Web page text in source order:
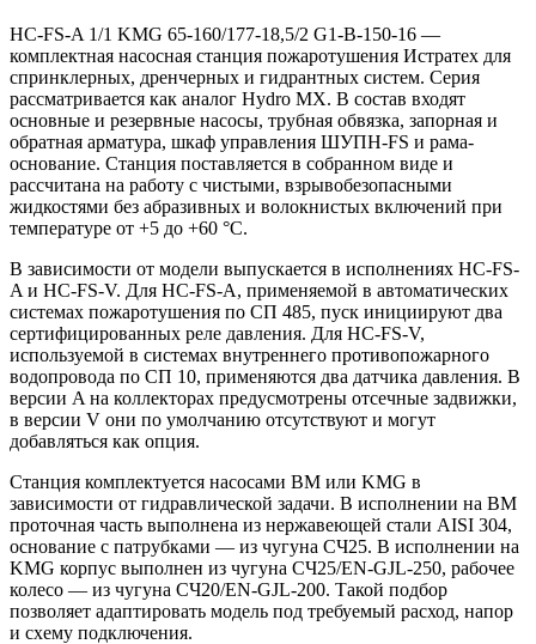
HC-FS-A 1/1 KMG 65-160/177-18,5/2 G1-B-150-16 —
комплектная насосная станция пожаротушения Истратех для
спринклерных, дренчерных и гидрантных систем. Серия
рассматривается как аналог Hydro MX. В состав входят
основные и резервные насосы, трубная обвязка, запорная и
обратная арматура, шкаф управления ШУПН-FS и рама-
основание. Станция поставляется в собранном виде и
рассчитана на работу с чистыми, взрывобезопасными
жидкостями без абразивных и волокнистых включений при
температуре от +5 до +60 °С.
В зависимости от модели выпускается в исполнениях HC-FS-
A и HC-FS-V. Для HC-FS-A, применяемой в автоматических
системах пожаротушения по СП 485, пуск инициируют два
сертифицированных реле давления. Для HC-FS-V,
используемой в системах внутреннего противопожарного
водопровода по СП 10, применяются два датчика давления. В
версии A на коллекторах предусмотрены отсечные задвижки,
в версии V они по умолчанию отсутствуют и могут
добавляться как опция.
Станция комплектуется насосами BM или KMG в
зависимости от гидравлической задачи. В исполнении на BM
проточная часть выполнена из нержавеющей стали AISI 304,
основание с патрубками — из чугуна СЧ25. В исполнении на
KMG корпус выполнен из чугуна СЧ25/EN-GJL-250, рабочее
колесо — из чугуна СЧ20/EN-GJL-200. Такой подбор
позволяет адаптировать модель под требуемый расход, напор
и схему подключения.